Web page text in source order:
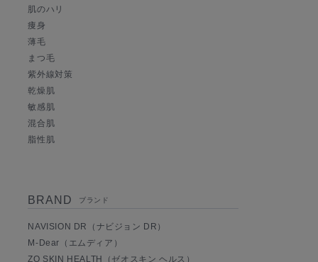
肌のハリ
痩身
薄毛
まつ毛
紫外線対策
乾燥肌
敏感肌
混合肌
脂性肌
BRAND ブランド
NAVISION DR（ナビジョン DR）
M-Dear（エムディア）
ZO SKIN HEALTH（ゼオスキン ヘルス）